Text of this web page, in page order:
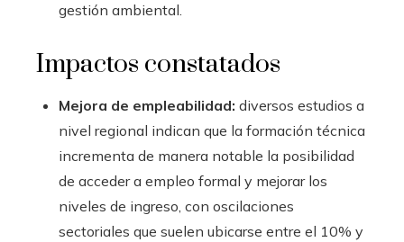
gestión ambiental.
Impactos constatados
Mejora de empleabilidad: diversos estudios a
nivel regional indican que la formación técnica
incrementa de manera notable la posibilidad
de acceder a empleo formal y mejorar los
niveles de ingreso, con oscilaciones
sectoriales que suelen ubicarse entre el 10% y